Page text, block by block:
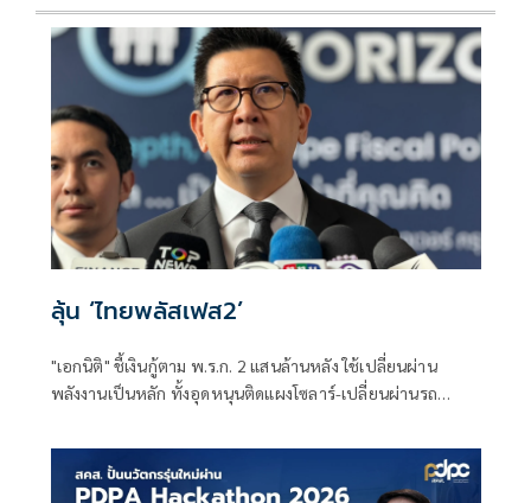
ลุ้น ‘ไทยพลัสเฟส2’
"เอกนิติ" ชี้เงินกู้ตาม พ.ร.ก. 2 แสนล้านหลัง ใช้เปลี่ยนผ่าน
พลังงานเป็นหลัก ทั้งอุดหนุนติดแผงโซลาร์-เปลี่ยนผ่านรถ
พร้อมให้ใช้กับไทยเที่ยวไทยพลัส ส่วนไทยช่วยไทยพลัส เฟส 2
รอประเมินความเหมาะสม นายกฯ เผยจะพยายาม